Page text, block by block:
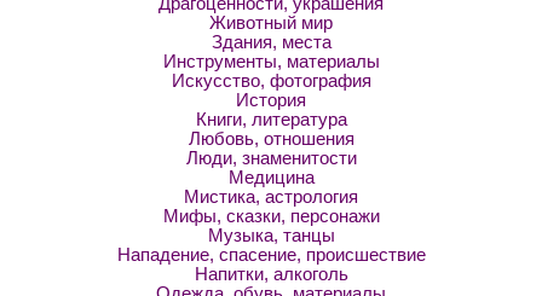
Животный мир
Здания, места
Инструменты, материалы
Искусство, фотография
История
Книги, литература
Любовь, отношения
Люди, знаменитости
Медицина
Мистика, астрология
Мифы, сказки, персонажи
Музыка, танцы
Нападение, спасение, происшествие
Напитки, алкоголь